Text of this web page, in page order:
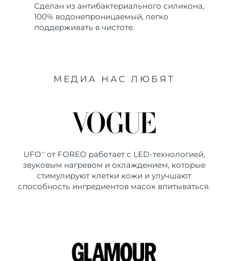
Сделан из антибактериального силикона,
100% водонепроницаемый, легко
поддерживать в чистоте.
МЕДИА НАС ЛЮБЯТ
UFO TMот FOREO работает с LED-технологией,
звуковым нагревом и охлаждением, которые
стимулируют клетки кожи и улучшают
способность ингредиентов масок впитываться.